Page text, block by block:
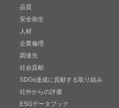
品質
安全衛生
人材
企業倫理
調達先
社会貢献
SDGs達成に貢献する取り組み
社外からの評価
ESGデータブック